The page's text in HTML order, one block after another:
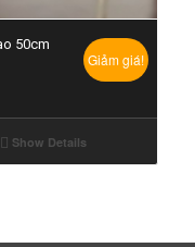
50cm
Giảm giá!
Show Details